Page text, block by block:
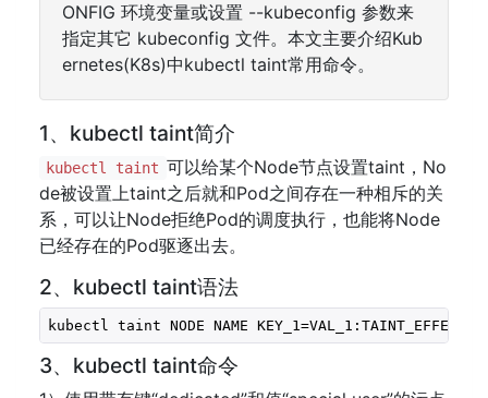
ONFIG 环境变量或设置 --kubeconfig 参数来
指定其它 kubeconfig 文件。本文主要介绍Kub
ernetes(K8s)中kubectl taint常用命令。
1、kubectl taint简介
kubectl taint 可以给某个Node节点设置taint，No
de被设置上taint之后就和Pod之间存在一种相斥的关
系，可以让Node拒绝Pod的调度执行，也能将Node
已经存在的Pod驱逐出去。
2、kubectl taint语法
kubectl taint NODE NAME
3、kubectl taint命令